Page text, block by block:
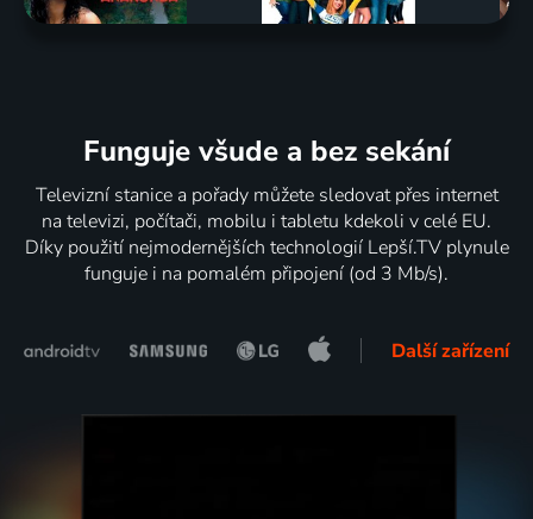
Funguje všude a bez sekání
Televizní stanice a pořady můžete sledovat přes internet
na televizi, počítači, mobilu i tabletu kdekoli v celé EU.
Díky použití nejmodernějších technologií Lepší.TV plynule
funguje i na pomalém připojení (od 3 Mb/s).
Další zařízení